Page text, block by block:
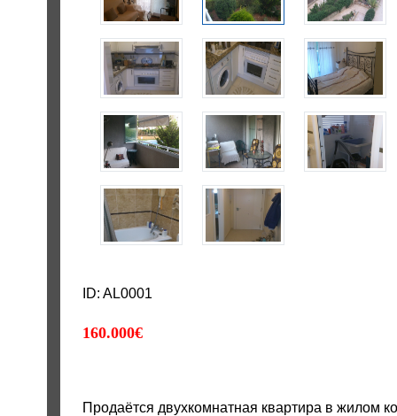
ID: AL0001
160.000€
Продаётся двухкомнатная квартира в жилом